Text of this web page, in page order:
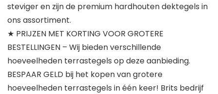
steviger en zijn de premium hardhouten dektegels in
ons assortiment.
★ PRIJZEN MET KORTING VOOR GROTERE
BESTELLINGEN – Wij bieden verschillende
hoeveelheden terrastegels op deze aanbieding.
BESPAAR GELD bij het kopen van grotere
hoeveelheden terrastegels in één keer! Brits bedrijf